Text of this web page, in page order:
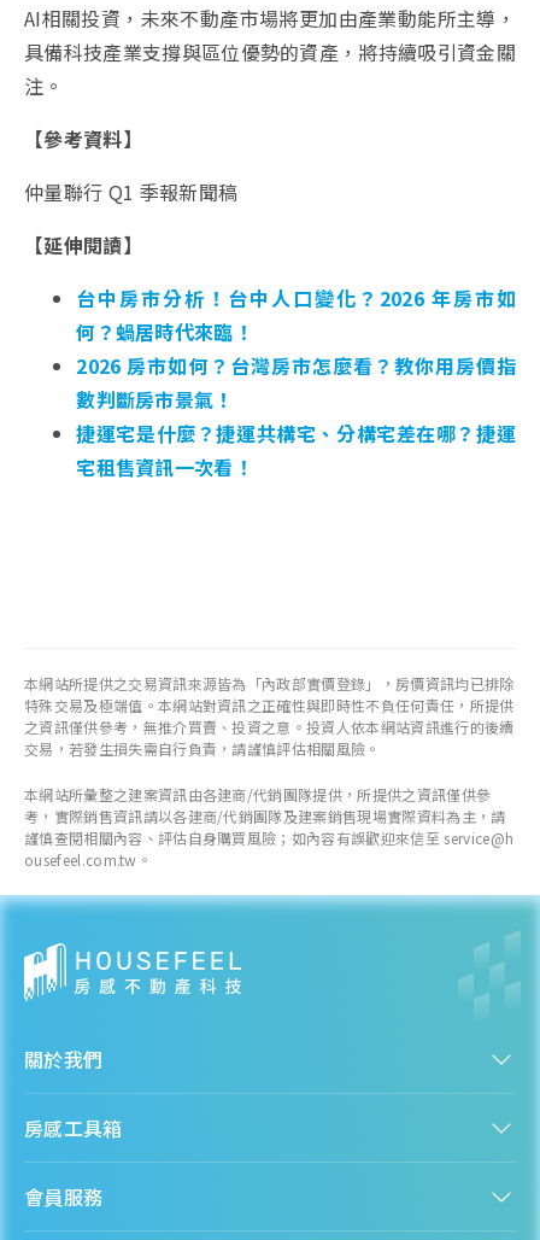
AI相關投資，未來不動產市場將更加由產業動能所主導，
具備科技產業支撐與區位優勢的資產，將持續吸引資金關
注。
【參考資料】
仲量聯行 Q1 季報新聞稿
【延伸閱讀】
台中房市分析！台中人口變化？2026 年房市如
何？蝸居時代來臨！
2026 房市如何？台灣房市怎麼看？教你用房價指
數判斷房市景氣！
捷運宅是什麼？捷運共構宅、分構宅差在哪？捷運
宅租售資訊一次看！
本網站所提供之交易資訊來源皆為「內政部實價登錄」，房價資訊均已排除
特殊交易及極端值。本網站對資訊之正確性與即時性不負任何責任，所提供
之資訊僅供參考，無推介買賣、投資之意。投資人依本網站資訊進行的後續
交易，若發生損失需自行負責，請謹慎評估相關風險。
本網站所彙整之建案資訊由各建商/代銷團隊提供，所提供之資訊僅供參
考，實際銷售資訊請以各建商/代銷團隊及建案銷售現場實際資料為主，請
謹慎查閱相關內容、評估自身購買風險；如內容有誤歡迎來信至 service@h
ousefeel.com.tw。
關於我們
人才招募
隱私政策
資訊安全政策
房感工具箱
購屋能力試算
會員服務